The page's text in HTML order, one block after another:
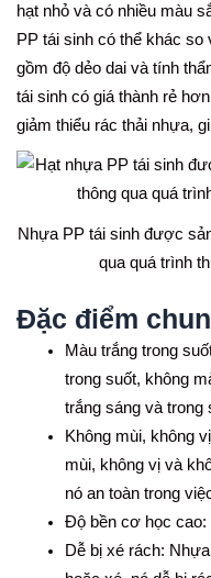
hạt nhỏ và có nhiều màu
PP tái sinh có thể khác
gồm độ dẻo dai và tính
tái sinh có giá thành rẻ
giảm thiểu rác thải nhựa,
Nhựa PP tái sinh được
qua quá trình
Đặc điểm
Màu trắng trong
trong suốt, không
trắng sáng và trong
Không mùi, không
mùi, không vị và
nó an toàn trong
Độ bền cơ học cao:
Dễ bị xé rách: